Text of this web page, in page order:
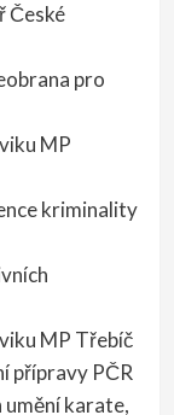
České
pro
MP
kriminality
MP Třebíč
přípravy PČR
karate,